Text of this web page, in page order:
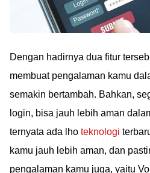
Dengan hadirnya dua fitur
membuat pengalaman kamu
semakin bertambah. Bahkan,
login, bisa jauh lebih aman
ternyata ada lho teknologi
kamu jauh lebih aman, dan
pengalaman kamu juga, yaitu